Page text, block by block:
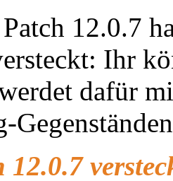
12.0.7
Ihr
dafür
12.0.7